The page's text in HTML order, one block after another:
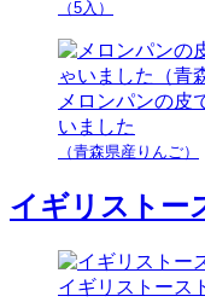
（5入）
メロンパンの皮
いました
（青森県産りんご）
イギリストー
イギリストース